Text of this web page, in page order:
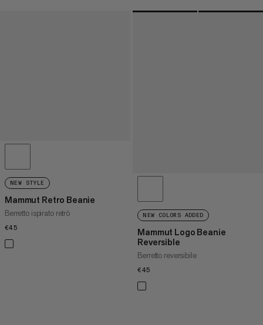
NEW STYLE
Mammut Retro Beanie
Berretto ispirato retrò
€45
NEW COLORS ADDED
Mammut Logo Beanie
Reversible
Berretto reversibile
€45